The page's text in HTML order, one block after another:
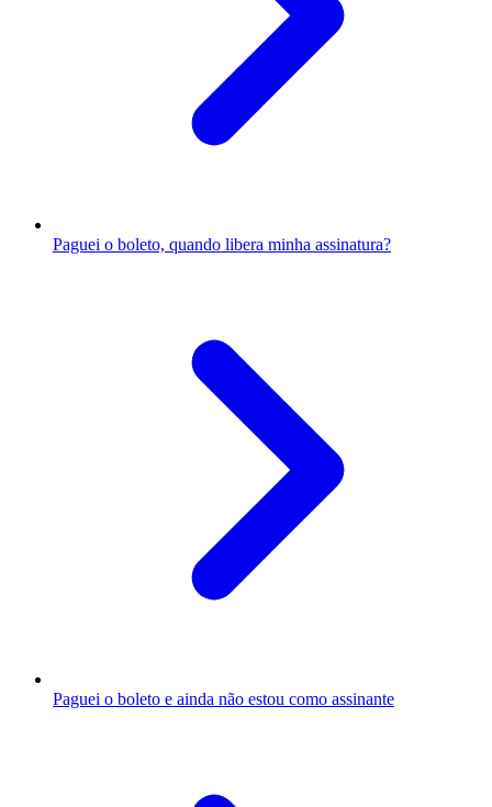
Paguei o boleto, quando libera minha assinatura?
Paguei o boleto e ainda não estou como assinante